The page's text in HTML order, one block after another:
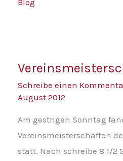
Schreibe einen
August 2012
Am gestrigen Sonntag
Vereinsmeisterschaften
statt. Nach schreibe 8 1/2
2012